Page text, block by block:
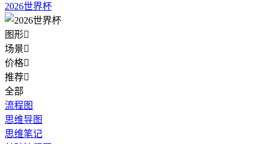
2026世界杯
图形
场景
价格
推荐
全部
流程图
思维导图
思维笔记